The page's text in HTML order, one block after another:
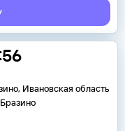
Ивановская область